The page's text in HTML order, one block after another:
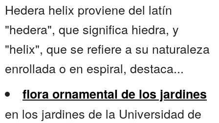
Hedera helix proviene del latín
"hedera", que significa hiedra, y
"helix", que se refiere a su naturaleza
enrollada o en espiral, destaca...
flora ornamental de los jardines
en los jardines de la Universidad de